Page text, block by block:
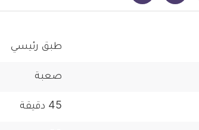
طبق رئيسي
صعبة
45 دقيقة